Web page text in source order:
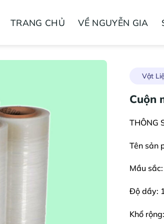
TRANG CHỦ VỀ NGUYỄN GIA
Vật
Cuộn
THÔNG
Tên sản
Mầu
Độ dầy:
Khổ